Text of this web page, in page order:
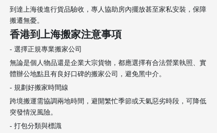
到達上海後進行貨品驗收，專人協助房內擺放甚至家私安裝，保障
搬遷無憂。
香港到上海搬家注意事項
- 選擇正規專業搬家公司
無論是個人物品還是企業大宗貨物，都應選擇有合法營業執照、實
體辦公地點且有良好口碑的搬家公司，避免黑中介。
- 規劃好搬家時間線
跨境搬運需協調兩地時間，避開繁忙季節或天氣惡劣時段，可降低
突發情況風險。
- 打包分類與標識